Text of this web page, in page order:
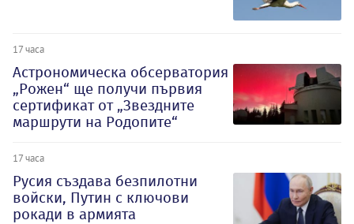
17 часа
Астрономическа обсерватория
„Рожен“ ще получи първия
сертификат от „Звездните
маршрути на Родопите“
17 часа
Русия създава безпилотни
войски, Путин с ключови
рокади в армията